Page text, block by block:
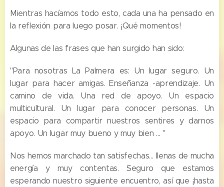
Mientras hacíamos todo esto, cada una ha pensado en
la reflexión para luego posar. ¡Qué momentos!
Algunas de las frases que han surgido han sido:
"Para nosotras La Palmera es: Un lugar seguro. Un
lugar para hacer amigas. Enseñanza -aprendizaje. Un
camino de vida. Una red de apoyo. Un espacio
multicultural. Un lugar para conocer personas. Un
espacio para compartir nuestros sentires y darnos
apoyo. Un lugar muy bueno y muy bien ... "
Nos hemos marchado tan satisfechas… llenas de mucha
energía y muy contentas. Seguro que estamos
esperando nuestro siguiente encuentro, así que ¡hasta